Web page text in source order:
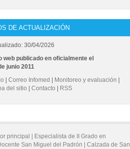
DE ACTUALIZACIÓN
30/04/2026
web publicado en oficialmente el
junio 2011
Correo Infomed Monitoreo y evaluación
del sitio
Contacto RSS
principal |
Especialista de II Grado en
San Miguel del Padrón | Calzada de San